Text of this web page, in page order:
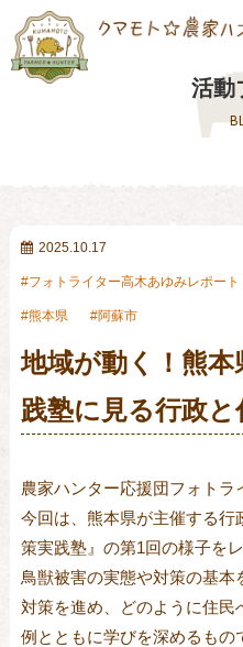
活動
2025.10.17
フォトライター高木あゆみレポート
熊本県 阿蘇市
地域が動く！熊
践塾に見る行政
農家ハンター応援団フォトラ
今回は、熊本県が主催する
策実践塾』の第1回の様子を
鳥獣被害の実態や対策の基本
対策を進め、どのように住
例とともに学びを深めるもの